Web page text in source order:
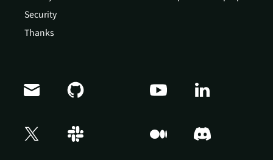
Security
Thanks
Doris Summit 26